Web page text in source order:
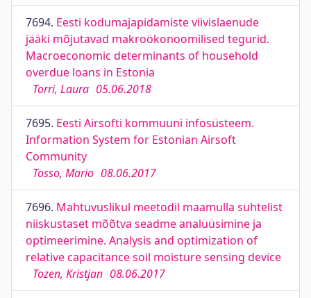
7694. Eesti kodumajapidamiste viivislaenude
jääki mõjutavad makroökonoomilised tegurid.
Macroeconomic determinants of household
overdue loans in Estonia
Torri, Laura 05.06.2018
7695. Eesti Airsofti kommuuni infosüsteem.
Information System for Estonian Airsoft
Community
Tosso, Mario 08.06.2017
7696. Mahtuvuslikul meetodil maamulla suhtelist
niiskustaset mõõtva seadme analüüsimine ja
optimeerimine. Analysis and optimization of
relative capacitance soil moisture sensing device
Tozen, Kristjan 08.06.2017